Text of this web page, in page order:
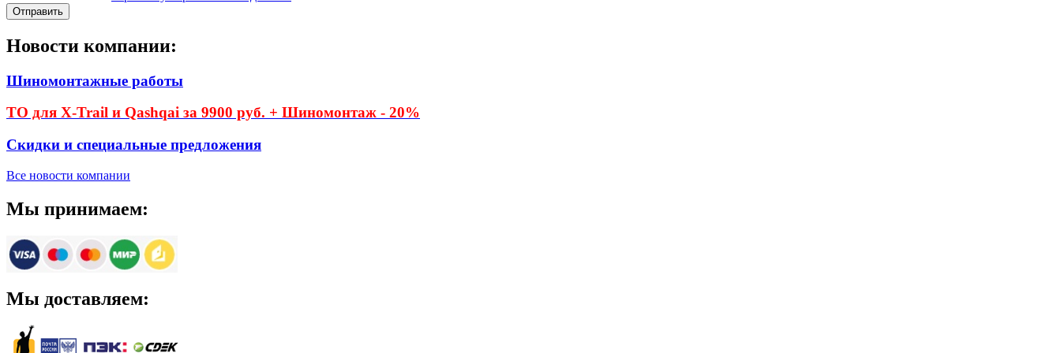
Новости компании:
Шиномонтажные работы
ТО для X-Trail и Qashqai за 9900 руб. + Шиномонтаж - 20%
Скидки и специальные предложения
Все новости компании
Мы принимаем:
Мы доставляем: